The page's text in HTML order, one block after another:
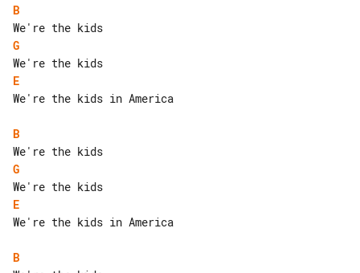
B
G
E
We're the kids in America
B
G
E
We're the kids in America
B